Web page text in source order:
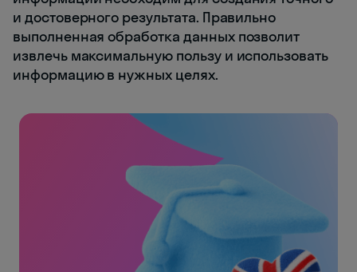
и достоверного результата. Правильно
выполненная обработка данных позволит
извлечь максимальную пользу и использовать
информацию в нужных целях.